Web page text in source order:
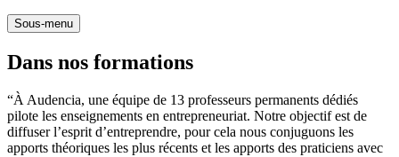
Sous-menu
Dans nos formations
“À Audencia, une équipe de 13 professeurs permanents dédiés
pilote les enseignements en entrepreneuriat. Notre objectif est de
diffuser l’esprit d’entreprendre, pour cela nous conjuguons les
apports théoriques les plus récents et les apports des praticiens avec